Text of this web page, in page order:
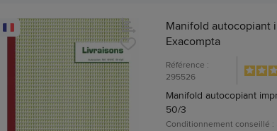
Manifold autocopiant
Exacompta
Référence :
295526
Manifold autocopiant
50/3
Conditionnement conseillé :